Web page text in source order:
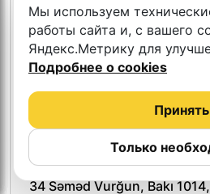
Face 2 Face studio
34 Səməd Vurğun, Bakı
Мы используем
работы сайта и, с вашего
Яндекс.Метрику для
Подробнее о cookies
Только
Принять